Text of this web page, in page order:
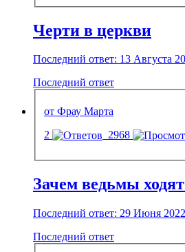
Черти в церкви
Последний ответ: 13 Августа
Последний ответ
от Фрау Марта
2
2968
Зачем ведьмы
Последний ответ: 29 Июня
Последний ответ